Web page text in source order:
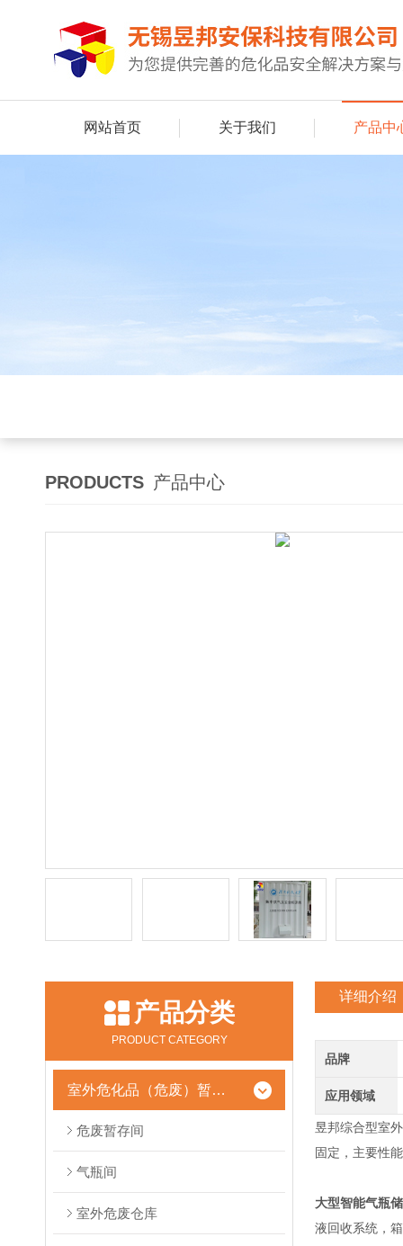
网站首页 关于我们 产品中
PRODUCTS 产品中心
产品分类
PRODUCT CATEGORY
室外危化品（危废）暂存柜
危废暂存间
气瓶间
室外危废仓库
详细介绍
品牌
应用领域
昱邦综合型室
固定，主要性
大型智能气瓶
液回收系统，